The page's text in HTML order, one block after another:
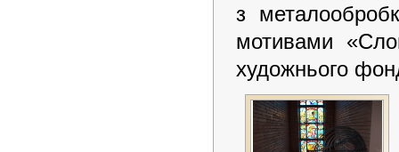
з
мотивами
художнього